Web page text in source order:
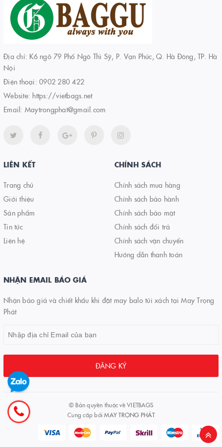
Địa chỉ: K6 ngõ 79 Phố Ngô Thì Sỹ, P. Vạn Phúc, Q. Hà Đông, TP. Hà
Nội
Điện thoại: 0902 280 422
Website: https://vietbags.net
Email: Maytrongphat@gmail.com
LIÊN KẾT
Trang chủ
Giới thiệu
Sản phẩm
Tin tức
Liên hệ
CHÍNH SÁCH
Chính sách mua hàng
Chính sách bảo hành
Chính sách bảo mật
Chính sách đổi trả
Chính sách vận chuyển
Hướng dẫn thanh toán
NHẬN EMAIL BÁO GIÁ
Nhận báo giá và chiết khấu khi đặt may balo túi xách tại May Trọng
Phát
ĐĂNG KÝ
© Bản quyền thuộc vềVIETBAGS
Cung cấp bởiMAY TRỌNG PHÁT